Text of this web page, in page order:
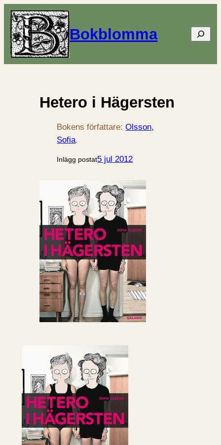
Bokblomma Sök
Hetero i Hägersten
Bokens författare:Olsson,
Sofia.
Inlägg postat5 jul 2012